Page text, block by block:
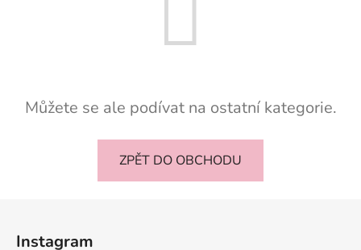
Můžete se ale podívat na ostatní kategorie.
ZPĚT DO OBCHODU
Instagram